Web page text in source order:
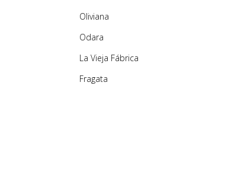
Oliviana
Odara
La Vieja Fábrica
Fragata